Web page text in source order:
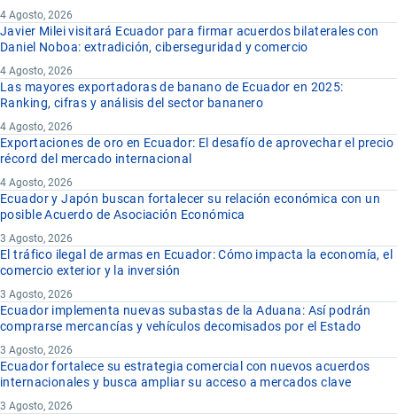
4 Agosto, 2026
Javier Milei visitará Ecuador para firmar acuerdos bilaterales con
Daniel Noboa: extradición, ciberseguridad y comercio
4 Agosto, 2026
Las mayores exportadoras de banano de Ecuador en 2025:
Ranking, cifras y análisis del sector bananero
4 Agosto, 2026
Exportaciones de oro en Ecuador: El desafío de aprovechar el precio
récord del mercado internacional
4 Agosto, 2026
Ecuador y Japón buscan fortalecer su relación económica con un
posible Acuerdo de Asociación Económica
3 Agosto, 2026
El tráfico ilegal de armas en Ecuador: Cómo impacta la economía, el
comercio exterior y la inversión
3 Agosto, 2026
Ecuador implementa nuevas subastas de la Aduana: Así podrán
comprarse mercancías y vehículos decomisados por el Estado
3 Agosto, 2026
Ecuador fortalece su estrategia comercial con nuevos acuerdos
internacionales y busca ampliar su acceso a mercados clave
3 Agosto, 2026